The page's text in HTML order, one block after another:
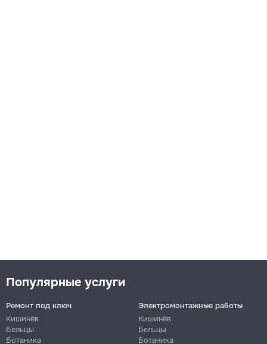
Популярные услуги
Ремонт под ключ
Кишинёв
Бельцы
Ботаника
Электромонтажные работы
Кишинёв
Бельцы
Ботаника